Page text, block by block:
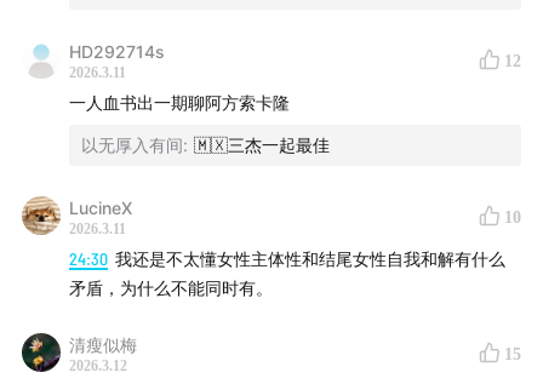
HD292714s
2026.3.11
12
一人血书出一期聊阿方索卡隆
以无厚入有间: 🇲🇽三杰一起最佳
LucineX
2026.3.11
10
24:30 我还是不太懂女性主体性和结尾女性自我和解有什么
矛盾，为什么不能同时有。
清瘦似梅
2026.3.12
15